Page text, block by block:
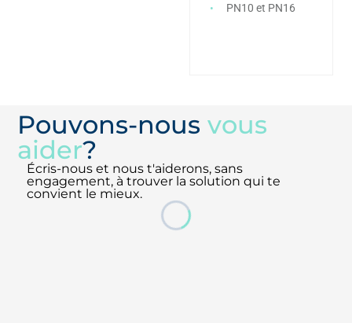
PN10 et PN16
Pouvons-nousvous
aider?
Écris-nous et nous t'aiderons, sans
engagement, à trouver la solution qui te
convient le mieux.